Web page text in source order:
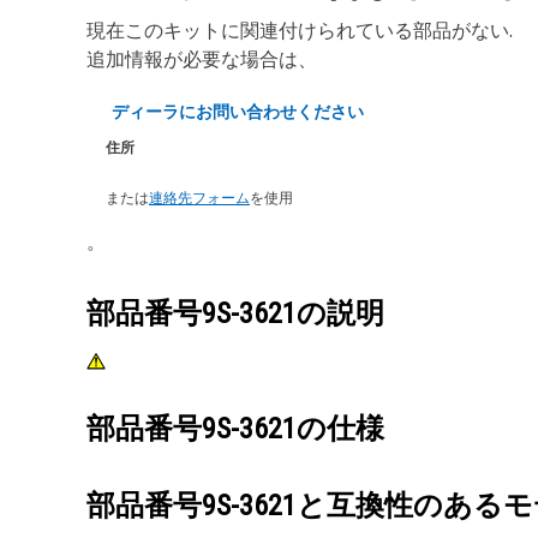
現在このキットに関連付けられている部品がない.
追加情報が必要な場合は、
ディーラにお問い合わせください
住所
または連絡先フォームを使用
。
部品番号9S-3621 の説明
部品番号9S-3621 の仕様
部品番号9S-3621 と互換性のある